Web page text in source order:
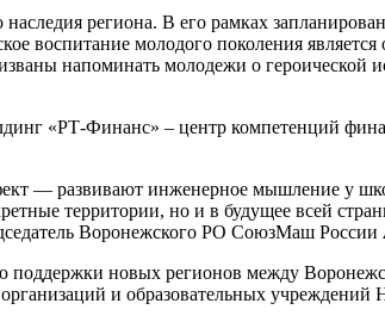
региона. В его рамках
воспитание молодого поколения
напоминать молодежи о героической
«РТ-Финанс» – центр компетенций
— развивают инженерное мышление у
территории, но и в будущее всей
Воронежского РО СоюзМаш России
поддержки новых регионов между
и образовательных учреждений